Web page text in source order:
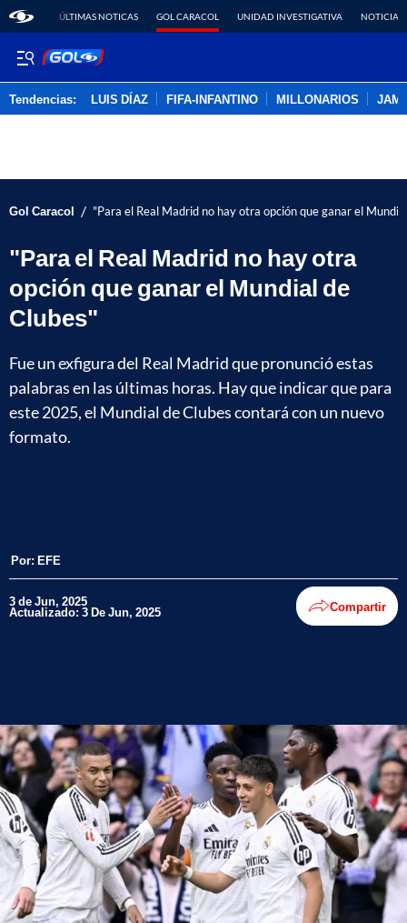
ÚLTIMAS NOTICAS GOL CARACOL UNIDAD INVESTIGATIVA NOTICIAS
Tendencias: LUIS DÍAZ FIFA-INFANTINO MILLONARIOS
Gol Caracol / "Para el Real Madrid no hay otra opción que ganar el
"Para el Real Madrid no hay otra
opción que ganar el Mundial de
Clubes"
Fue un exfigura del Real Madrid que pronunció estas
palabras en las últimas horas. Hay que indicar que para
este 2025, el Mundial de Clubes contará con un nuevo
formato.
Por: EFE
3 de Jun, 2025
Actualizado: 3 De Jun, 2025 Compartir